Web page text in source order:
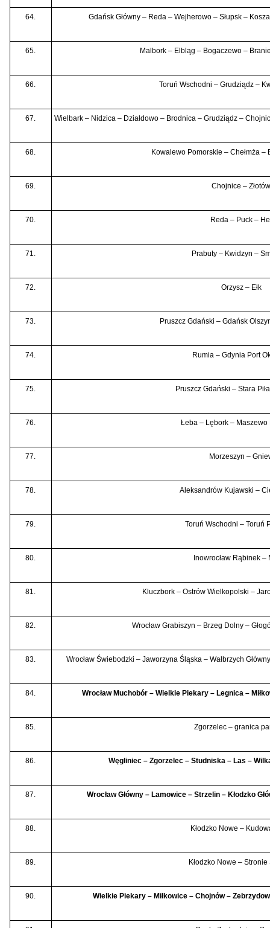
64. Gdańsk Główny – Reda – Wejherowo – Słupsk –
65. Malbork – Elbląg – Bogaczewo –
66. Toruń Wschodni – Grudziądz –
67. Wielbark – Nidzica – Działdowo – Brodnica – Grudziądz –
68. Kowalewo Pomorskie – Chełmża –
69. Chojnice –
70. Reda – Puck –
71. Prabuty – Kwidzyn –
72. Orzysz – Ełk
73. Pruszcz Gdański – Gdańsk
74. Rumia – Gdynia Port
75. Pruszcz Gdański – Stara
76. Łeba – Lębork – Maszewo
77. Morzeszyn –
78. Aleksandrów Kujawski –
79. Toruń Wschodni – Toruń
80. Inowrocław Rąbinek –
81. Kluczbork – Ostrów Wielkopolski –
82. Wrocław Grabiszyn – Brzeg Dolny –
83. Wrocław Świebodzki – Jaworzyna Śląska – Wałbrzych
84. Wrocław Muchobór – Wielkie Piekary – Legnica –
85. Zgorzelec – granica
86. Węgliniec – Zgorzelec – Studniska – Las –
87. Wrocław Główny – Lamowice – Strzelin – Kłodzko
88. Kłodzko Nowe –
89. Kłodzko Nowe –
90. Wielkie Piekary – Miłkowice – Chojnów –